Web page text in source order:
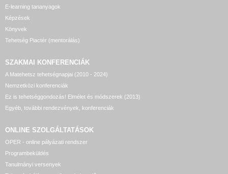
E-learning tananyagok
Képzések
Könyvek
Tehetség Piactér (mentorálás)
SZAKMAI KONFERENCIÁK
A Matehetsz tehetségnapjai (2010 - 2024)
Nemzetközi konferenciák
Ez is tehetséggondozás! Elmélet és módszerek (2013)
Egyéb, további rendezvények, konferenciák
ONLINE SZOLGÁLTATÁSOK
OPER - online pályázati rendszer
Programbeküldés
Tanulmányi versenyek